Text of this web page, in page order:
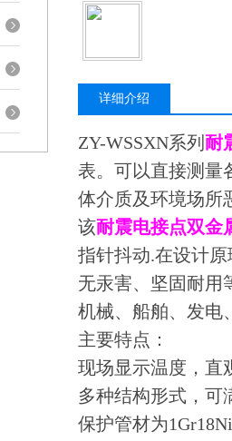
详细介绍
ZY-WSSXN系列 耐
表。可以直接测量
体介质及环境场所
该耐震电接点双金
指针抖动.在设计
无汞害、坚固耐用
机械、船舶、发电
主要特点：
现场显示温度，直
多种结构形式，可
保护管材为